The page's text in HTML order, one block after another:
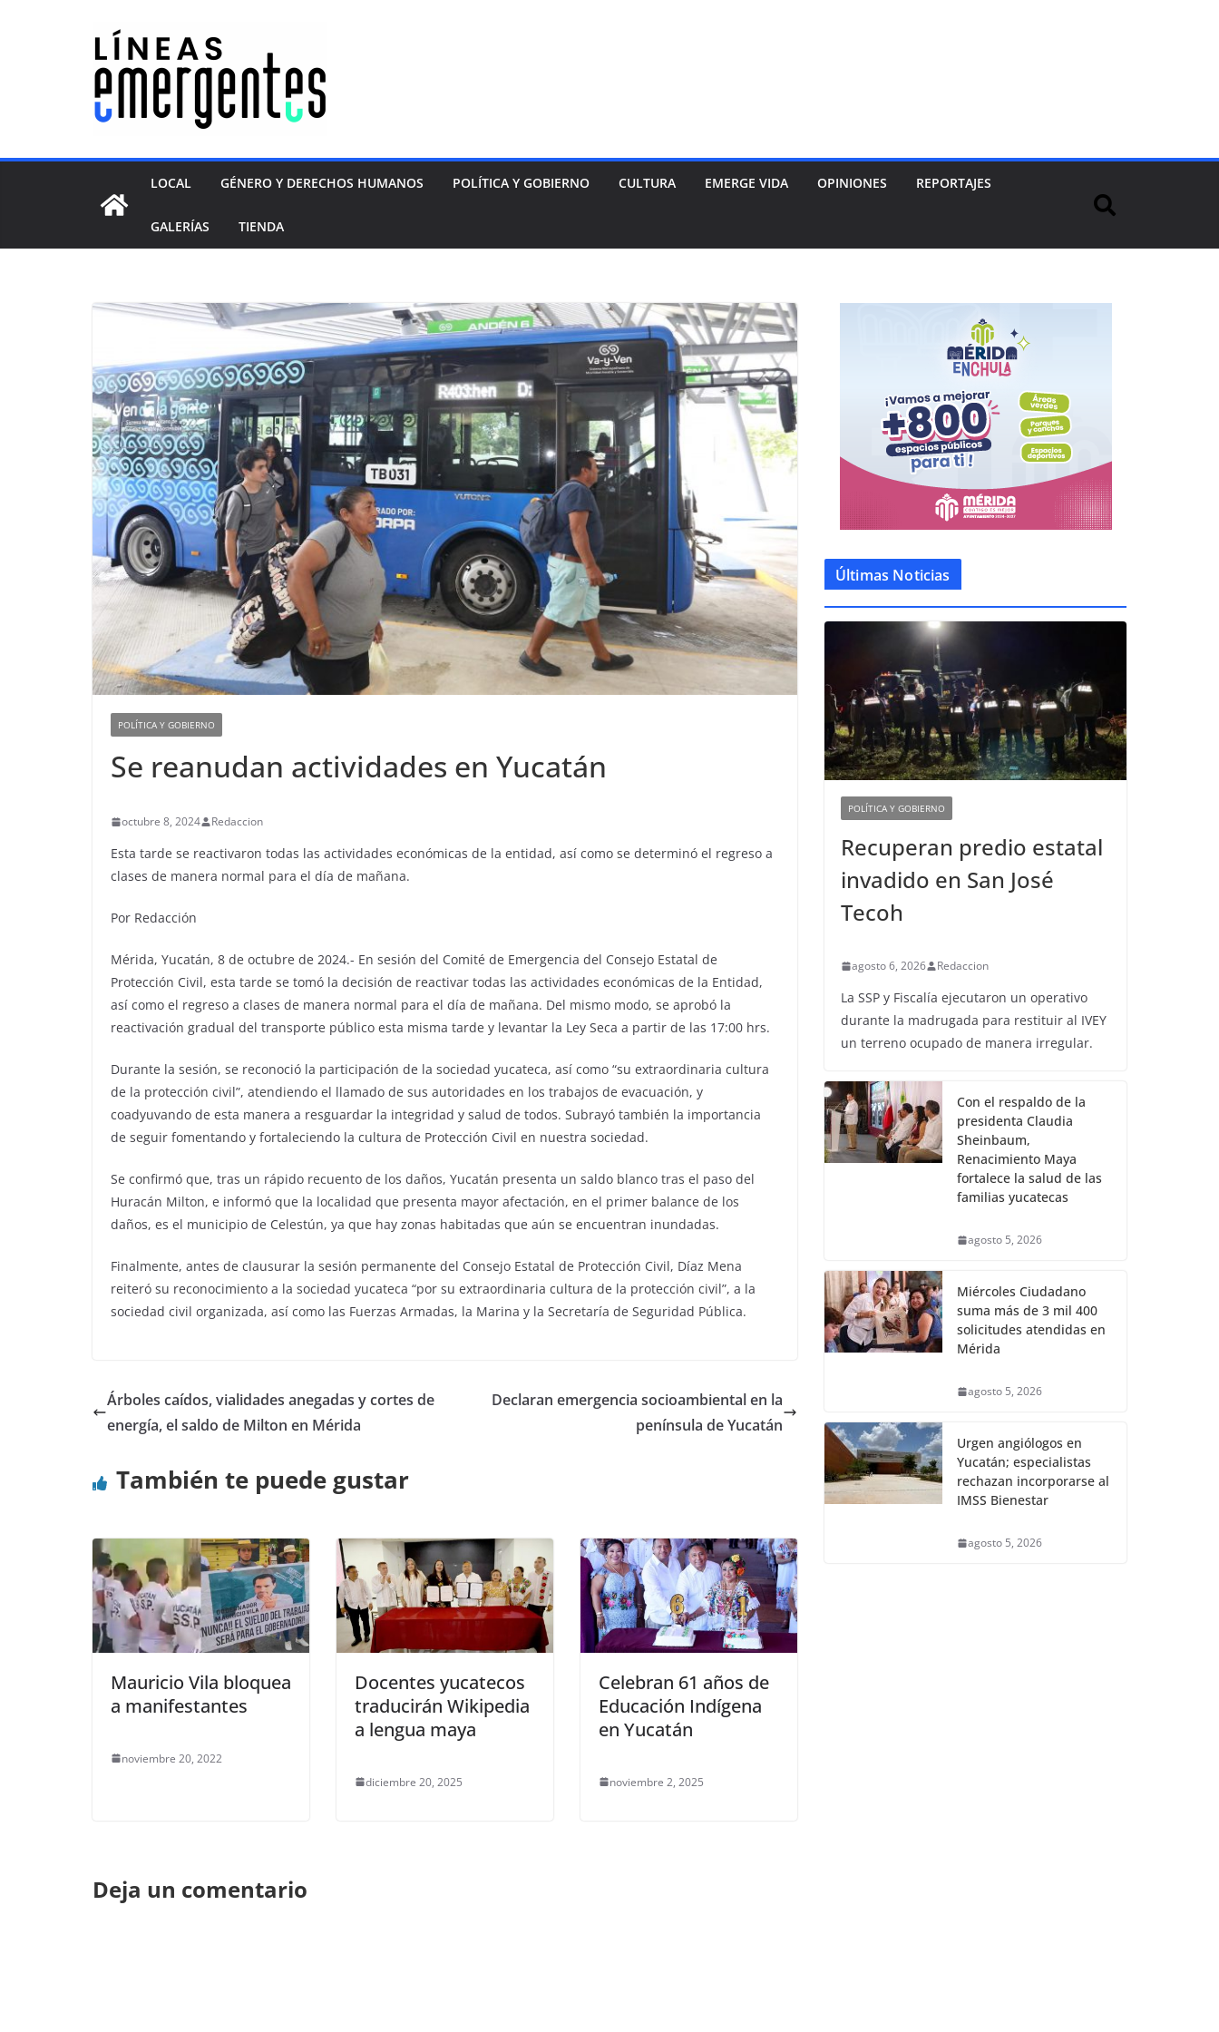
LOCAL GÉNERO Y DERECHOS HUMANOS POLÍTICA Y GOBIERNO CULTURA EMERGE VIDA OPINIONES REPORTAJES
GALERÍAS TIENDA
POLÍTICA Y GOBIERNO
Se reanudan actividades en Yucatán
octubre 8, 2024 Redaccion
Esta tarde se reactivaron todas las actividades económicas de la entidad, así como se determinó el regreso a
clases de manera normal para el día de mañana.
Por Redacción
Mérida, Yucatán, 8 de octubre de 2024.- En sesión del Comité de Emergencia del Consejo Estatal de
Protección Civil, esta tarde se tomó la decisión de reactivar todas las actividades económicas de la Entidad,
así como el regreso a clases de manera normal para el día de mañana. Del mismo modo, se aprobó la
reactivación gradual del transporte público esta misma tarde y levantar la Ley Seca a partir de las 17:00 hrs.
Durante la sesión, se reconoció la participación de la sociedad yucateca, así como “su extraordinaria cultura
de la protección civil”, atendiendo el llamado de sus autoridades en los trabajos de evacuación, y
coadyuvando de esta manera a resguardar la integridad y salud de todos. Subrayó también la importancia
de seguir fomentando y fortaleciendo la cultura de Protección Civil en nuestra sociedad.
Se confirmó que, tras un rápido recuento de los daños, Yucatán presenta un saldo blanco tras el paso del
Huracán Milton, e informó que la localidad que presenta mayor afectación, en el primer balance de los
daños, es el municipio de Celestún, ya que hay zonas habitadas que aún se encuentran inundadas.
Finalmente, antes de clausurar la sesión permanente del Consejo Estatal de Protección Civil, Díaz Mena
reiteró su reconocimiento a la sociedad yucateca “por su extraordinaria cultura de la protección civil”, a la
sociedad civil organizada, así como las Fuerzas Armadas, la Marina y la Secretaría de Seguridad Pública.
Árboles caídos, vialidades anegadas y cortes de
energía, el saldo de Milton en Mérida
Declaran emergencia socioambiental en la
península de Yucatán
También te puede gustar
Mauricio Vila bloquea
a manifestantes
noviembre 20, 2022
Docentes yucatecos
traducirán Wikipedia
a lengua maya
diciembre 20, 2025
Celebran 61 años de
Educación Indígena
en Yucatán
noviembre 2, 2025
Deja un comentario
Últimas Noticias
POLÍTICA Y GOBIERNO
Recuperan predio estatal
invadido en San José
Tecoh
agosto 6, 2026 Redaccion
La SSP y Fiscalía ejecutaron un operativo
durante la madrugada para restituir al IVEY
un terreno ocupado de manera irregular.
Con el respaldo de la
presidenta Claudia
Sheinbaum,
Renacimiento Maya
fortalece la salud de las
familias yucatecas
agosto 5, 2026
Miércoles Ciudadano
suma más de 3 mil 400
solicitudes atendidas en
Mérida
agosto 5, 2026
Urgen angiólogos en
Yucatán; especialistas
rechazan incorporarse al
IMSS Bienestar
agosto 5, 2026